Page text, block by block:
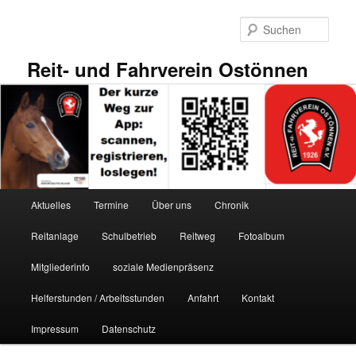
Reit- und Fahrverein Ostönnen
Aktuelles Termine Über uns Chronik
Reitanlage Schulbetrieb Reitweg Fotoalbum
Mitgliederinfo soziale Medienpräsenz
Helferstunden / Arbeitsstunden Anfahrt Kontakt
Impressum Datenschutz